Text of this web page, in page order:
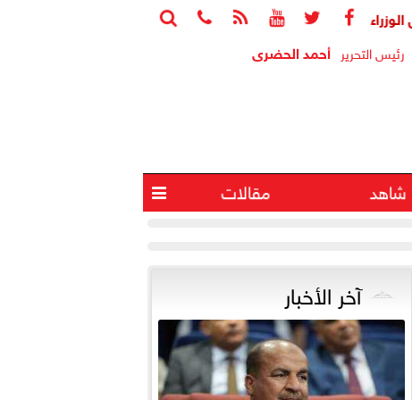






يتابع جهود منظومة الشكاوى الحكومية خلال يوليو الماضي
رئيس التحرير أحمد الحضرى
شاهد مقالات 
آخر الأخبار